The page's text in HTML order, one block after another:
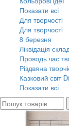
Показати всі
Для творчостi
Для творчостi
8 березня
Ліквідація
Проводь час
Різдвяна
Казковий світ
Показати всі